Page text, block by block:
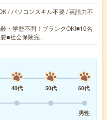
/ パソコンスキル不要 / 英語力不
・学歴不問！ブランクOK!■10名
■社会保険完…
40代 50代
60代
男性